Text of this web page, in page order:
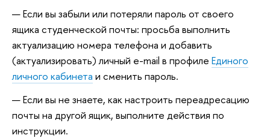
Если вы забыли или потеряли пароль от своего
ящика студенческой почты: просьба выполнить
актуализацию номера телефона и добавить
(актуализировать) личный e-mail в профиле Единого
личного кабинета и сменить пароль.
Если вы не знаете, как настроить переадресацию
почты на другой ящик, выполните действия по
инструкции.